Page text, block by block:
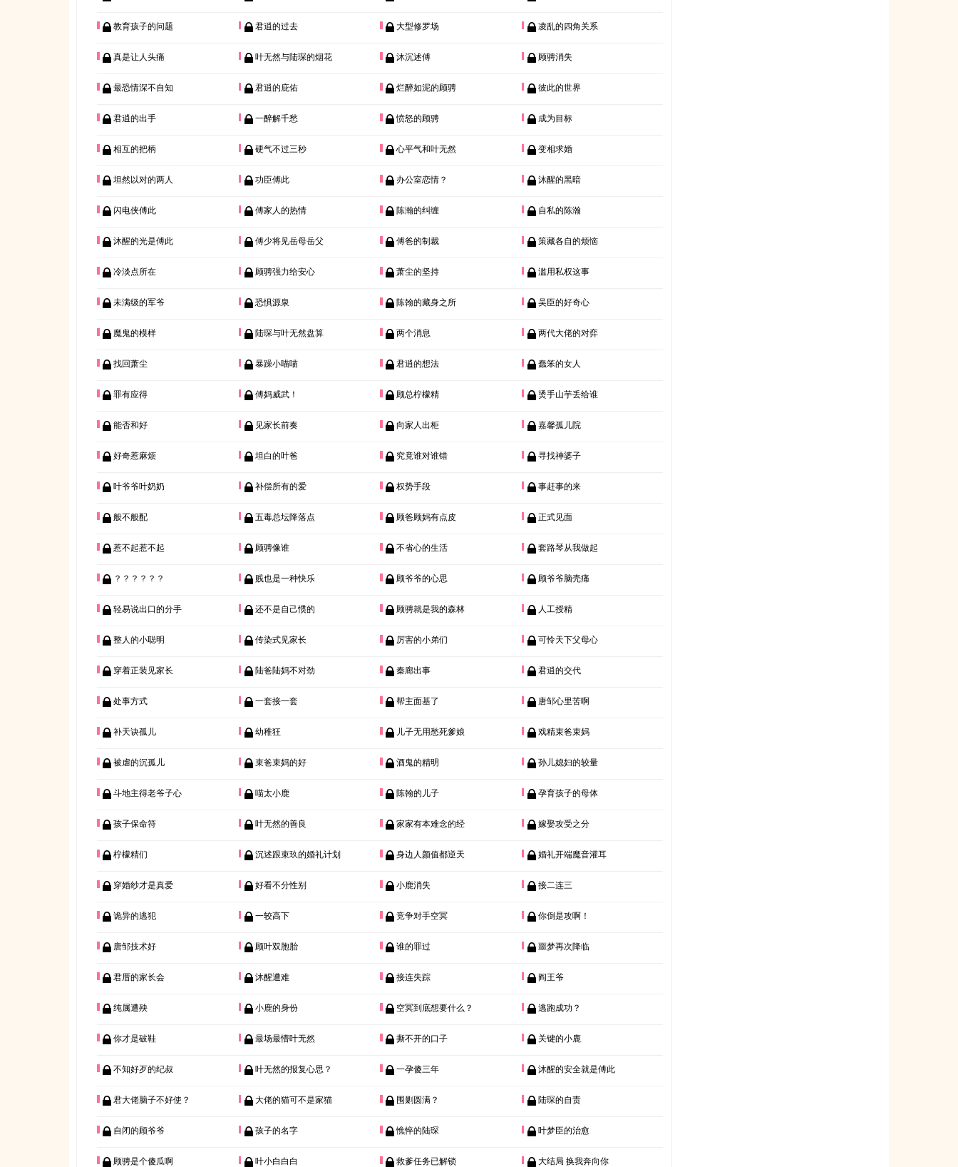
教育孩子的问题 君逍的过去 大型修罗场 凌乱的四角关系
真是让人头痛 叶无然与陆琛的烟花 沐沉述傅 顾骋消失
最恐情深不自知 君逍的庇佑 烂醉如泥的顾骋 彼此的世界
君逍的出手 一醉解千愁 愤怒的顾骋 成为目标
相互的把柄 硬气不过三秒 心平气和叶无然 变相求婚
坦然以对的两人 功臣傅此 办公室恋情？ 沐醒的黑暗
闪电侠傅此 傅家人的热情 陈瀚的纠缠 自私的陈瀚
沐醒的光是傅此 傅少将见岳母岳父 傅爸的制裁 策藏各自的烦恼
冷淡点所在 顾骋强力给安心 萧尘的坚持 滥用私权这事
未满级的军爷 恐惧源泉 陈翰的藏身之所 吴臣的好奇心
魔鬼的模样 陆琛与叶无然盘算 两个消息 两代大佬的对弈
找回萧尘 暴躁小喵喵 君逍的想法 蠢笨的女人
罪有应得 傅妈威武！ 顾总柠檬精 烫手山芋丢给谁
能否和好 见家长前奏 向家人出柜 嘉馨孤儿院
好奇惹麻烦 坦白的叶爸 究竟谁对谁错 寻找神婆子
叶爷爷叶奶奶 补偿所有的爱 权势手段 事赶事的来
般不般配 五毒总坛降落点 顾爸顾妈有点皮 正式见面
惹不起惹不起 顾骋像谁 不省心的生活 套路琴从我做起
？？？？？？ 贱也是一种快乐 顾爷爷的心思 顾爷爷脑壳痛
轻易说出口的分手 还不是自己惯的 顾骋就是我的森林 人工授精
整人的小聪明 传染式见家长 厉害的小弟们 可怜天下父母心
穿着正装见家长 陆爸陆妈不对劲 秦廊出事 君逍的交代
处事方式 一套接一套 帮主面基了 唐邹心里苦啊
补天诀孤儿 幼稚狂 儿子无用愁死爹娘 戏精束爸束妈
被虐的沉孤儿 束爸束妈的好 酒鬼的精明 孙儿媳妇的较量
斗地主得老爷子心 喵太小鹿 陈翰的儿子 孕育孩子的母体
孩子保命符 叶无然的善良 家家有本难念的经 嫁娶攻受之分
柠檬精们 沉述跟束玖的婚礼计划 身边人颜值都逆天 婚礼开端魔音灌耳
穿婚纱才是真爱 好看不分性别 小鹿消失 接二连三
诡异的逃犯 一较高下 竞争对手空冥 你倒是攻啊！
唐邹技术好 顾叶双胞胎 谁的罪过 噩梦再次降临
君厝的家长会 沐醒遭难 接连失踪 阎王爷
纯属遭殃 小鹿的身份 空冥到底想要什么？ 逃跑成功？
你才是破鞋 最场最懵叶无然 撕不开的口子 关键的小鹿
不知好歹的纪叔 叶无然的报复心思？ 一孕傻三年 沐醒的安全就是傅此
君大佬脑子不好使？ 大佬的猫可不是家猫 围剿圆满？ 陆琛的自责
自闭的顾爷爷 孩子的名字 憔悴的陆琛 叶梦臣的治愈
顾骋是个傻瓜啊 叶小白白白 救爹任务已解锁 大结局 换我奔向你